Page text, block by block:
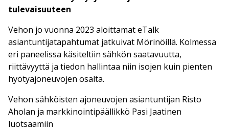
tulevaisuuteen
Vehon jo vuonna 2023 aloittamat eTalk
asiantuntijatapahtumat jatkuivat Mörinöillä. Kolmessa
eri paneelissa käsiteltiin sähkön saatavuutta,
riittävyyttä ja tiedon hallintaa niin isojen kuin pienten
hyötyajoneuvojen osalta.
Vehon sähköisten ajoneuvojen asiantuntijan Risto
Aholan ja markkinointipäällikkö Pasi Jaatinen
luotsaamiin